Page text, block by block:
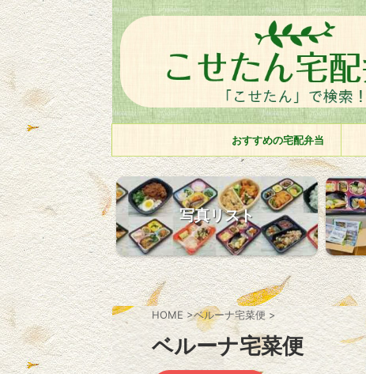
おすすめの宅配弁当
写真リスト
HOME >ベルーナ宅菜便 >
ベルーナ宅菜便